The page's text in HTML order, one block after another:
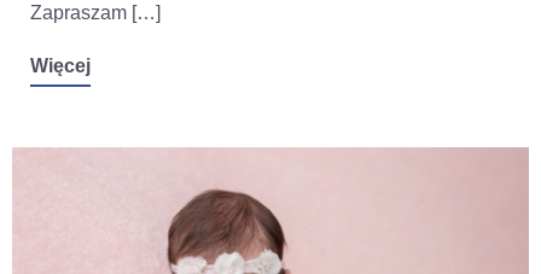
Zapraszam […]
Więcej